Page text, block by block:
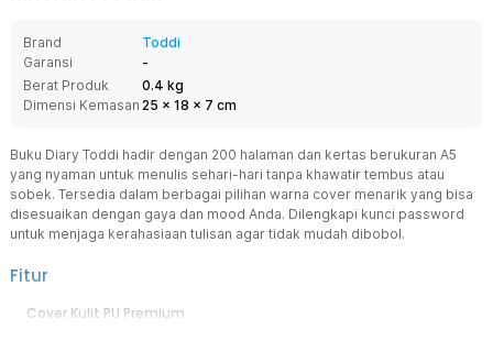
Brand
Toddi
Garansi
-
Berat Produk
0.4 kg
Dimensi Kemasan 25 x 18 x 7 cm
Buku Diary Toddi hadir dengan 200 halaman dan kertas berukuran A5
yang nyaman untuk menulis sehari-hari tanpa khawatir tembus atau
sobek. Tersedia dalam berbagai pilihan warna cover menarik yang bisa
disesuaikan dengan gaya dan mood Anda. Dilengkapi kunci password
untuk menjaga kerahasiaan tulisan agar tidak mudah dibobol.
Fitur
Cover Kulit PU Premium